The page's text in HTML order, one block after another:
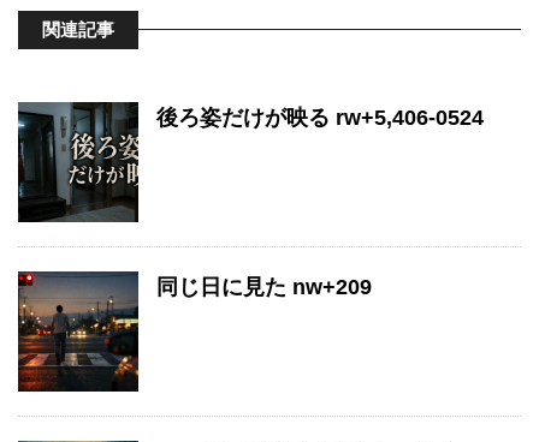
関連記事
後ろ姿だけが映る rw+5,406-0524
同じ日に見た nw+209